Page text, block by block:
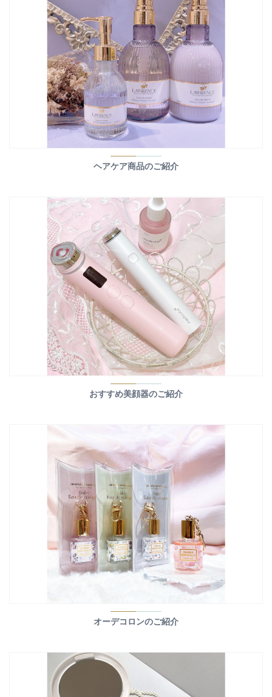
ヘアケア商品のご紹介
おすすめ美顔器のご紹介
オーデコロンのご紹介